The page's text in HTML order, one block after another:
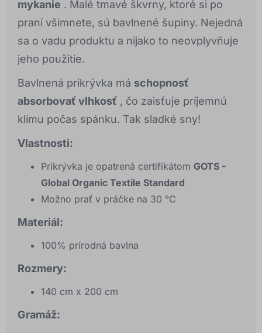
mykanie . Malé tmavé škvrny, ktoré si po
praní všimnete, sú bavlnené šupiny. Nejedná
sa o vadu produktu a nijako to neovplyvňuje
jeho použitie.
Bavlnená prikrývka má schopnosť
absorbovať vlhkosť , čo zaisťuje príjemnú
klímu počas spánku. Tak sladké sny!
Vlastnosti:
Prikrývka je opatrená certifikátom GOTS -
Global Organic Textile Standard
Možno prať v práčke na 30 °C
Materiál:
100% prírodná bavlna
Rozmery:
140 cm x 200 cm
Gramáž: